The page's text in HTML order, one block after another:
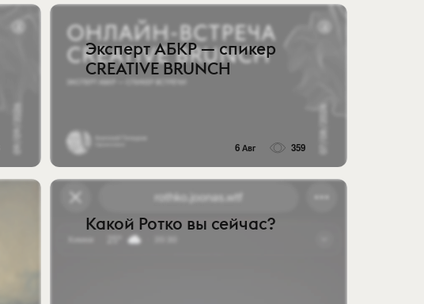
Эксперт АБКР — спикер
CREATIVE BRUNCH
6 Авг 359
Какой Ротко вы сейчас?